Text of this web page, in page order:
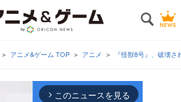
アニメ&ゲーム TOP アニメ 『怪獣8号』、破壊
arrow_forward_ios このニュースを見る